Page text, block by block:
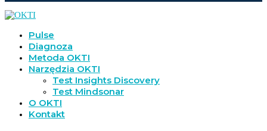
Pulse
Diagnoza
Metoda OKTI
Narzędzia OKTI
Test Insights Discovery
Test Mindsonar
O OKTI
Kontakt